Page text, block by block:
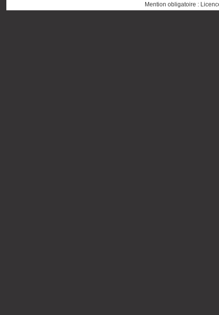
Mention obligatoire :